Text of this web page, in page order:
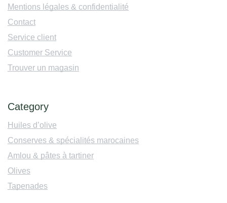
Mentions légales & confidentialité
Contact
Service client
Customer Service
Trouver un magasin
Category
Huiles d’olive
Conserves & spécialités marocaines
Amlou & pâtes à tartiner
Olives
Tapenades